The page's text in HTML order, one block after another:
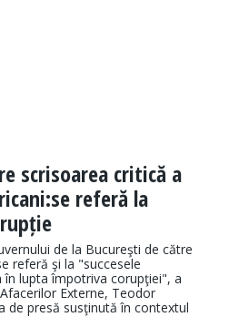
scrisoarea critică a
referă la
de la Bucureşti de către
referă şi la "succesele
în lupta împotriva corupţiei", a
Externe, Teodor
de presă susţinută în contextul